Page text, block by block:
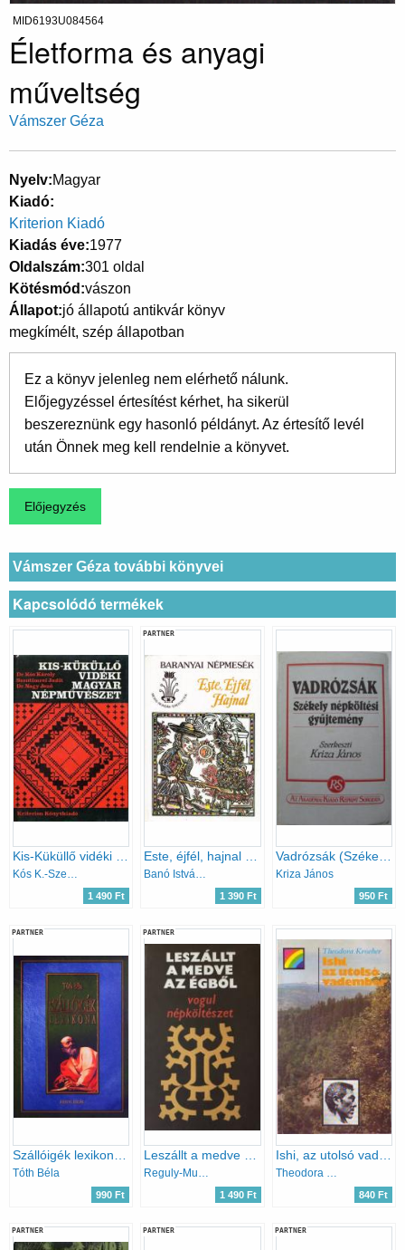
MID6193U084564
Életforma és anyagi
műveltség
Vámszer Géza
Nyelv Magyar
Kiadó
Kriterion Kiadó
Kiadás éve 1977
Oldalszám 301 oldal
Kötésmód vászon
Állapot jó állapotú antikvár könyv
megkímélt, szép állapotban
Ez a könyv jelenleg nem elérhető nálunk.
Előjegyzéssel értesítést kérhet, ha sikerül
beszereznünk egy hasonló példányt. Az értesítő levél
után Önnek meg kell rendelnie a könyvet.
Vámszer Géza további könyvei
Kapcsolódó termékek
Kós K.-Szentimrei J.-Nagy J.
1 490 Ft
PARTNER
Banó István (szerk.)
1 390 Ft
Vadrózsák (Székely népköltési gyűjtemény)
Kriza János
950 Ft
PARTNER
Tóth Béla
990 Ft
PARTNER
1 490 Ft 840 Ft
PARTNER PARTNER PARTNER